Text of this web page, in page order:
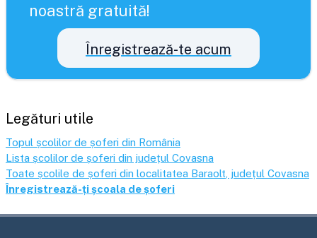
noastră gratuită!
Înregistrează-te acum
Legături utile
Topul școlilor de șoferi din România
Lista școlilor de șoferi din județul Covasna
Toate școlile de șoferi din localitatea Baraolt , județul Covasna
Înregistrează-ți școala de șoferi